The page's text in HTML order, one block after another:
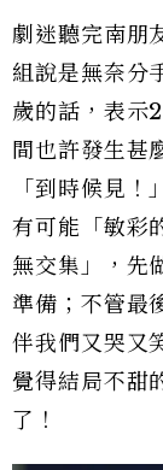
劇迷聽完南朋
組說是無奈分
歲的話，表示
間也許發生甚
「到時候見
有可能「敏彩
無交集」，先
準備；不管最
伴我們又哭又
覺得結局不甜
了！